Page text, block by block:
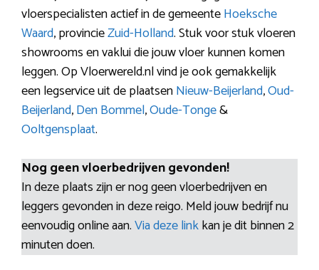
vloerspecialisten actief in de gemeenteHoeksche
Waard, provincieZuid-Holland. Stuk voor stuk vloeren
showrooms en vaklui die jouw vloer kunnen komen
leggen. Op Vloerwereld.nl vind je ook gemakkelijk
een legservice uit de plaatsenNieuw-Beijerland,Oud-
Beijerland,Den Bommel,Oude-Tonge&
Ooltgensplaat.
Nog geen vloerbedrijven gevonden!
In deze plaats zijn er nog geen vloerbedrijven en
leggers gevonden in deze reigo. Meld jouw bedrijf nu
eenvoudig online aan.Via deze linkkan je dit binnen 2
minuten doen.